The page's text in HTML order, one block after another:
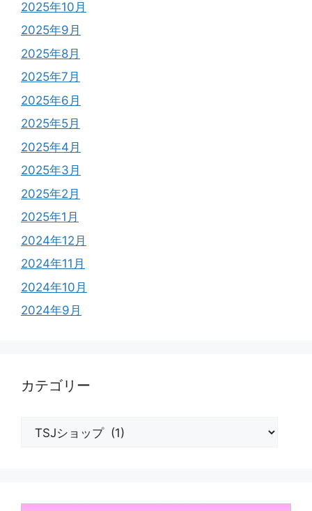
2025年10月
2025年9月
2025年8月
2025年7月
2025年6月
2025年5月
2025年4月
2025年3月
2025年2月
2025年1月
2024年12月
2024年11月
2024年10月
2024年9月
カテゴリー